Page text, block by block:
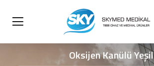
Oksijen Kanülü Yeşil